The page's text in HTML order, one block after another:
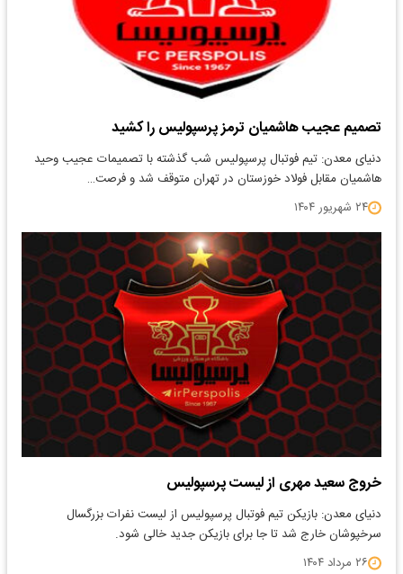
تصمیم عجیب هاشمیان ترمز پرسپولیس را کشید
دنیای معدن: تیم فوتبال پرسپولیس شب گذشته با تصمیمات عجیب وحید
هاشمیان مقابل فولاد خوزستان در تهران متوقف شد و فرصت…
۲۴ شهریور ۱۴۰۴
خروج سعید مهری از لیست پرسپولیس
دنیای معدن: بازیکن تیم فوتبال پرسپولیس از لیست نفرات بزرگسال
سرخپوشان خارج شد تا جا برای بازیکن جدید خالی شود.
۲۶ مرداد ۱۴۰۴